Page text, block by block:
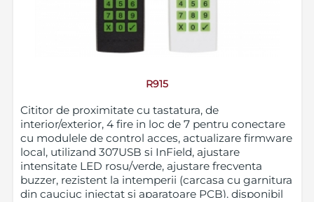
R915
Cititor de proximitate cu tastatura, de
interior/exterior, 4 fire in loc de 7 pentru conectare
cu modulele de control acces, actualizare firmware
local, utilizand 307USB si InField, ajustare
intensitate LED rosu/verde, ajustare frecventa
buzzer, rezistent la intemperii (carcasa cu garnitura
din cauciuc injectat si aparatoare PCB), disponibil